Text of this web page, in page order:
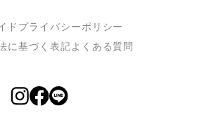
ド プライバシーポリシー
に基づく表記よくある質問